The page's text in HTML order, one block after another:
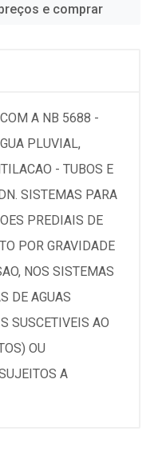
e comprar
A NB 5688 -
PLUVIAL,
- TUBOS E
SISTEMAS PARA
PREDIAIS DE
POR GRAVIDADE
NOS SISTEMAS
DE AGUAS
SUSCETIVEIS AO
OU
A